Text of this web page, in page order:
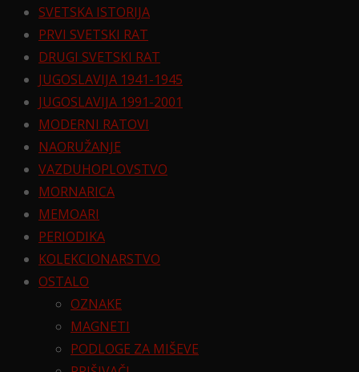
SVETSKA ISTORIJA
PRVI SVETSKI RAT
DRUGI SVETSKI RAT
JUGOSLAVIJA 1941-1945
JUGOSLAVIJA 1991-2001
MODERNI RATOVI
NAORUŽANJE
VAZDUHOPLOVSTVO
MORNARICA
MEMOARI
PERIODIKA
KOLEKCIONARSTVO
OSTALO
OZNAKE
MAGNETI
PODLOGE ZA MIŠEVE